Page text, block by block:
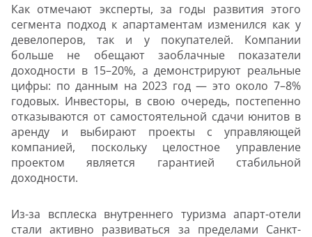
Как отмечают эксперты, за годы развития этого
сегмента подход к апартаментам изменился как у
девелоперов, так и у покупателей. Компании
больше не обещают заоблачные показатели
доходности в 15–20%, а демонстрируют реальные
цифры: по данным на 2023 год — это около 7–8%
годовых. Инвесторы, в свою очередь, постепенно
отказываются от самостоятельной сдачи юнитов в
аренду и выбирают проекты с управляющей
компанией, поскольку целостное управление
проектом является гарантией стабильной
доходности.
Из-за всплеска внутреннего туризма апарт-отели
стали активно развиваться за пределами Санкт-